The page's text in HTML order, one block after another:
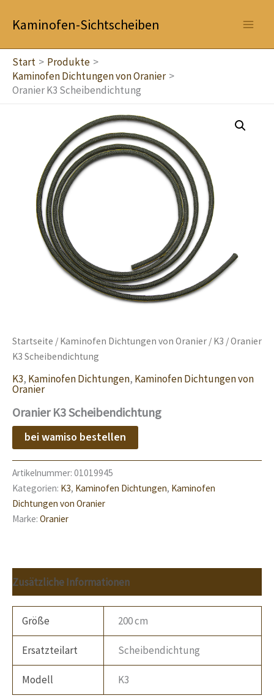
InhaltKaminofen-Sichtscheiben
Start
Produkte
Kaminofen Dichtungen von Oranier
Oranier K3 Scheibendichtung
Startseite / Kaminofen Dichtungen von Oranier / K3 / Oranier
K3 Scheibendichtung
K3, Kaminofen Dichtungen, Kaminofen Dichtungen von
Oranier
Oranier K3 Scheibendichtung
bei wamiso bestellen
Artikelnummer: 01019945
Kategorien: K3, Kaminofen Dichtungen, Kaminofen
Dichtungen von Oranier
Marke: Oranier
Zusätzliche Informationen
Größe 200 cm
Ersatzteilart Scheibendichtung
Modell K3